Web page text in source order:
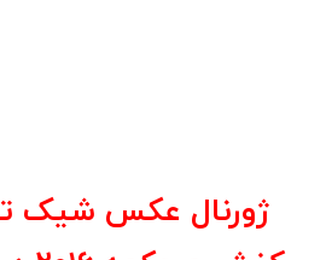
ژورنال عکس شیک